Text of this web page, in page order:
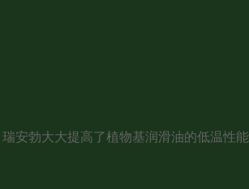
安勃大大提高了植物基润滑油的低温性